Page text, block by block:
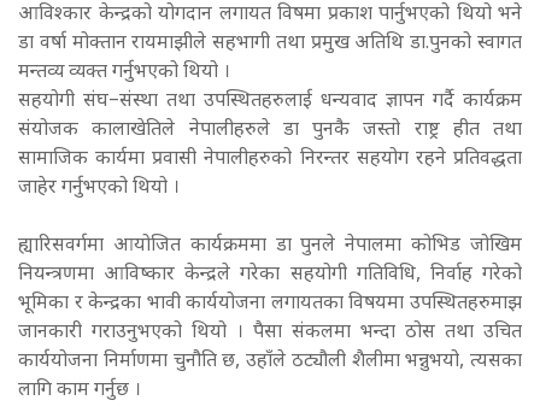
आविश्कार केन्द्रको योगदान लगायत विषमा प्रकाश पार्नुभएको थियो भने
डा वर्षा मोक्तान रायमाझीले सहभागी तथा प्रमुख अतिथि डा.पुनको स्वागत
मन्तव्य व्यक्त गर्नुभएको थियो ।
सहयोगी संघ–संस्था तथा उपस्थितहरुलाई धन्यवाद ज्ञापन गर्दै कार्यक्रम
संयोजक कालाखेतिले नेपालीहरुले डा पुनकै जस्तो राष्ट्र हीत तथा
सामाजिक कार्यमा प्रवासी नेपालीहरुको निरन्तर सहयोग रहने प्रतिवद्धता
जाहेर गर्नुभएको थियो ।
ह्यारिसवर्गमा आयोजित कार्यक्रममा डा पुनले नेपालमा कोभिड जोखिम
नियन्त्रणमा आविष्कार केन्द्रले गरेका सहयोगी गतिविधि, निर्वाह गरेको
भूमिका र केन्द्रका भावी कार्ययोजना लगायतका विषयमा उपस्थितहरुमाझ
जानकारी गराउनुभएको थियो । पैसा संकलमा भन्दा ठोस तथा उचित
कार्ययोजना निर्माणमा चुनौति छ, उहाँले ठट्यौली शैलीमा भन्नुभयो, त्यसका
लागि काम गर्नुछ ।